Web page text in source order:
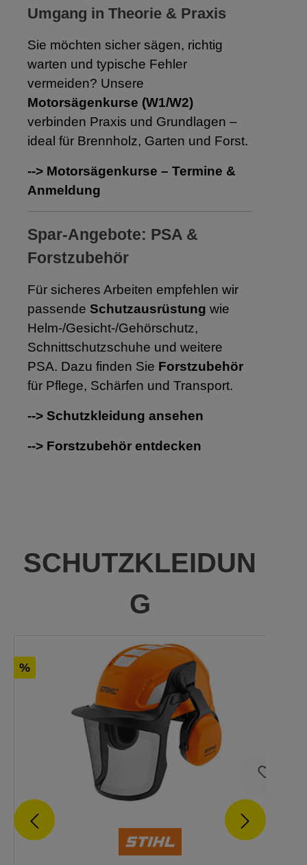
Umgang in Theorie & Praxis
Sie möchten sicher sägen, richtig
warten und typische Fehler
vermeiden? Unsere
Motorsägenkurse (W1/W2)
verbinden Praxis und Grundlagen –
ideal für Brennholz, Garten und Forst.
--> Motorsägenkurse – Termine &
Anmeldung
Spar-Angebote: PSA &
Forstzubehör
Für sicheres Arbeiten empfehlen wir
passende Schutzausrüstung wie
Helm-/Gesicht-/Gehörschutz,
Schnittschutzschuhe und weitere
PSA. Dazu finden Sie Forstzubehör
für Pflege, Schärfen und Transport.
--> Schutzkleidung ansehen
--> Forstzubehör entdecken
SCHUTZKLEIDUN
G
%